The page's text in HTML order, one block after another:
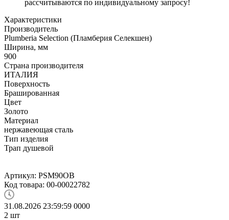
рассчитываются по индивидуальному запросу!
Характеристики
Производитель
Plumberia Selection (Пламберия Селекшен)
Ширина, мм
900
Страна производителя
ИТАЛИЯ
Поверхность
Брашированная
Цвет
Золото
Материал
нержавеющая сталь
Тип изделия
Трап душевой
Артикул: PSM90OB
Код товара: 00-00022782
31.08.2026 23:59:59 0000
2 шт